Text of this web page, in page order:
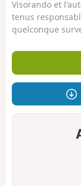
Visorando et
tenus
quelconque